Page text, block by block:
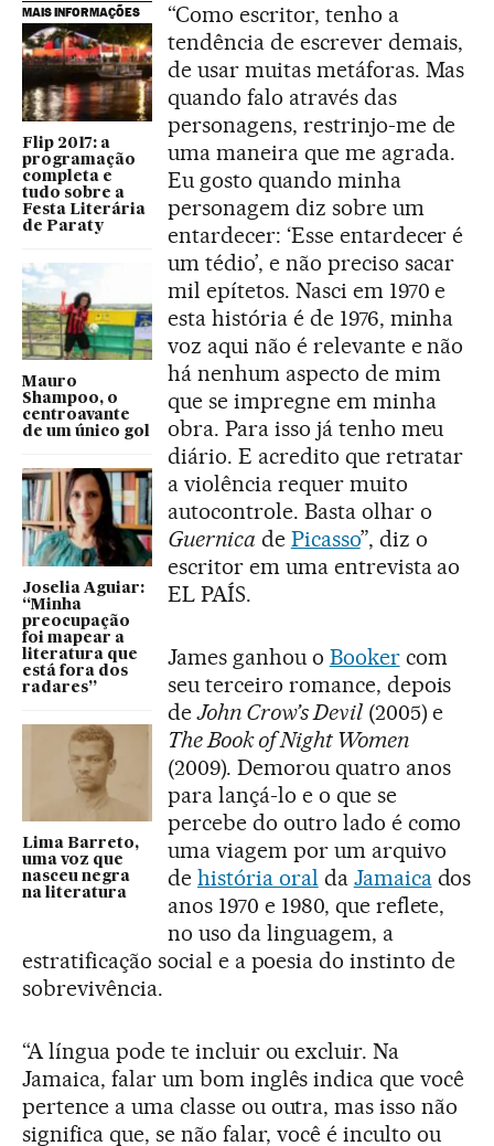
MAIS INFORMAÇÕES
Flip 2017: a
programação
completa e
tudo sobre a
Festa Literária
de Paraty
Mauro
Shampoo, o
centroavante
de um único gol
Joselia Aguiar:
“Minha
preocupação
foi mapear a
literatura que
está fora dos
radares”
Lima Barreto,
uma voz que
nasceu negra
na literatura
“Como escritor, tenho a
tendência de escrever demais,
de usar muitas metáforas. Mas
quando falo através das
personagens, restrinjo-me de
uma maneira que me agrada.
Eu gosto quando minha
personagem diz sobre um
entardecer: ‘Esse entardecer é
um tédio’, e não preciso sacar
mil epítetos. Nasci em 1970 e
esta história é de 1976, minha
voz aqui não é relevante e não
há nenhum aspecto de mim
que se impregne em minha
obra. Para isso já tenho meu
diário. E acredito que retratar
a violência requer muito
autocontrole. Basta olhar o
Guernica de Picasso”, diz o
escritor em uma entrevista ao
EL PAÍS.
James ganhou o Bookercom
seu terceiro romance, depois
deJohn Crow’s Devil(2005) e
The Book of Night Women
(2009). Demorou quatro anos
para lançá-lo e o que se
percebe do outro lado é como
uma viagem por um arquivo
de história oral da Jamaicados
anos 1970 e 1980, que reflete,
no uso da linguagem, a
estratificação social e a poesia do instinto de
sobrevivência.
“A língua pode te incluir ou excluir. Na
Jamaica, falar um bom inglês indica que você
pertence a uma classe ou outra, mas isso não
significa que, se não falar, você é inculto ou